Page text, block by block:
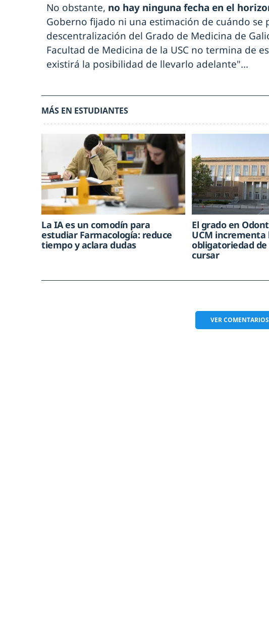
No obstante, no hay ninguna fecha en el
Goberno fijado ni una estimación de cuándo se
descentralización del Grado de Medicina de
Facultad de Medicina de la USC no termina de
existirá la posibilidad de llevarlo adelante"...
MÁS EN ESTUDIANTES
La IA es un comodín para
estudiar Farmacología: reduce
tiempo y aclara dudas
El grado en
UCM incrementa
obligatoriedad
cursar
VERCOMENTARIOS